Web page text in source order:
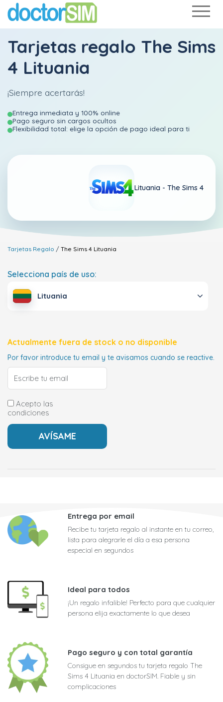
Tarjetas regalo The Sims
4 Lituania
¡Siempre acertarás!
Entrega inmediata y 100% online
Pago seguro sin cargos ocultos
Flexibilidad total: elige la opción de pago ideal para ti
Lituania - The Sims 4
Tarjetas Regalo The Sims 4 Lituania
Selecciona país de uso:
Lituania
Actualmente fuera de stock o no disponible
Por favor introduce tu email y te avisamos cuando se reactive.
Acepto las
condiciones
Entrega por email
Recibe tu tarjeta regalo al instante en tu correo,
lista para alegrarle el día a esa persona
especial en segundos
Ideal para todos
¡Un regalo infalible! Perfecto para que cualquier
persona elija exactamente lo que desea
Pago seguro y con total garantía
Consigue en segundos tu tarjeta regalo The
Sims 4 Lituania en doctorSIM. Fiable y sin
complicaciones